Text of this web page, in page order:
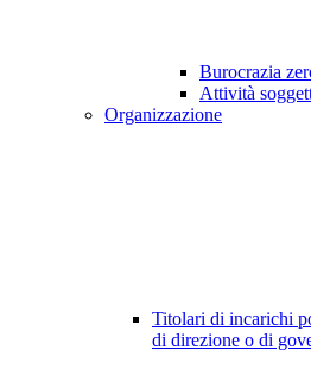
Burocrazia
Attività
Organizzazione
Titolari di incarichi
di direzione o di